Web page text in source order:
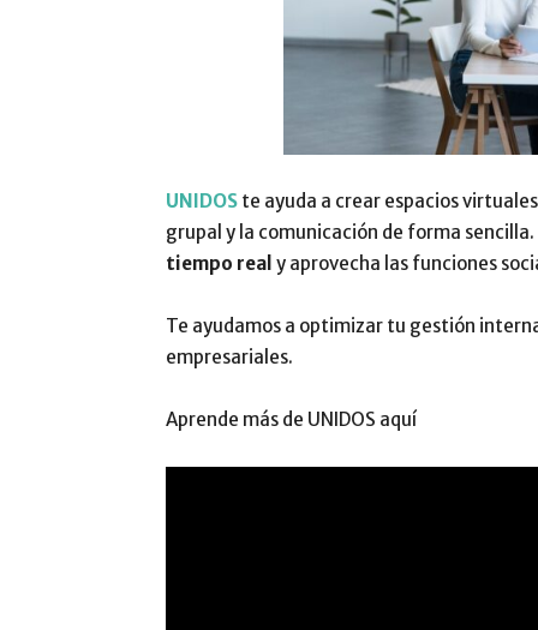
UNIDOS te ayuda a crear espacios
grupal y la comunicación de forma
tiempo real y aprovecha las funciones
Te ayudamos a optimizar tu gestión
empresariales.
Aprende más de UNIDOS aquí